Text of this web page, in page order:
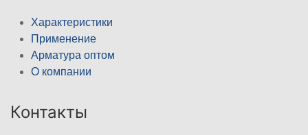
Характеристики
Применение
Арматура оптом
О компании
Контакты